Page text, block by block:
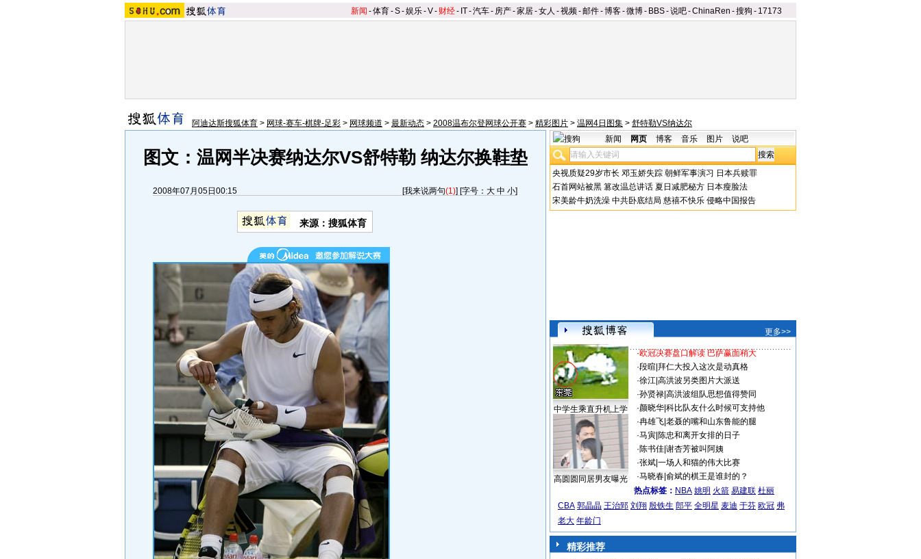
新闻 -体育-S-娱乐-V- 财经- IT-汽车- 房产-家居-女人 -视频-邮件-博客-微博- BBS-说吧-ChinaRen -搜狗 - 17173
阿迪达斯搜狐体育 > 网球-赛车-棋牌-足彩 > 网球频道 > 最新动态 > 2008温布尔登网球公开赛 > 精彩图片 > 温网4日图集 > 舒特勒VS纳达尔
图文：温网半决赛纳达尔VS舒特勒 纳达尔换鞋垫
2008年07月05日00:15 [我来说两句(1)] [字号： 大 中 小]
来源：搜狐体育
新闻 网页 博客 音乐 图片 说吧
央视质疑29岁市长 邓玉娇失踪 朝鲜军事演习 日本兵赎罪
石首网站被黑 篡改温总讲话 夏日减肥秘方 日本瘦脸法
宋美龄牛奶洗澡 中共卧底结局 慈禧不快乐 侵略中国报告
更多>>
中学生乘直升机上学
高圆圆同居男友曝光
·欧冠决赛盘口解读 巴萨赢面稍大
·段暄 拜仁大投入这次是动真格
·徐江| 高洪波另类图片大派送
·孙贤禄| 高洪波组队思想值得赞同
·颜晓华| 科比队友什么时候可支持他
·冉雄飞| 老聂的嘴和山东鲁能的腿
·马寅| 陈忠和离开女排的日子
·陈书佳| 谢杏芳被叫阿姨
·张斌| 一场人和猫的伟大比赛
·马晓春| 俞斌的棋王是谁封的？
热点标签： NBA 姚明 火箭 易建联 杜丽
CBA 郭晶晶 王治郅 刘翔 殷铁生 郎平 全明星 麦迪 于芬 欧冠 弗
老大 年龄门
精彩推荐